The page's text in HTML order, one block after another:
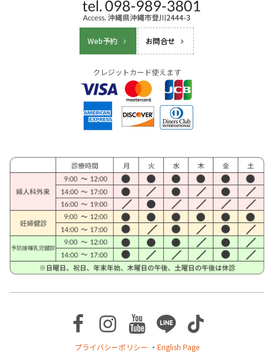
Web予約 お問合せ
クレジットカード使えます
Facebook
Instagram
Youtube
LineTikTok
プライバシーポリシー ・ English Page